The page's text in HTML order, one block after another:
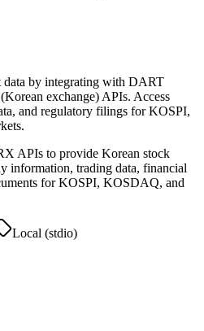
data by integrating with DART
exchange) APIs. Access
and regulatory filings for KOSPI,
APIs to provide Korean stock
information, trading data, financial
for KOSPI, KOSDAQ, and
Local (stdio)